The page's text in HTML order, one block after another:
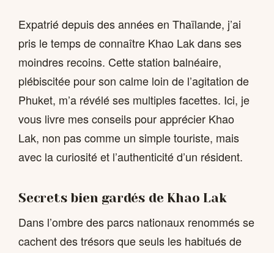
Expatrié depuis des années en Thaïlande, j’ai
pris le temps de connaître Khao Lak dans ses
moindres recoins. Cette station balnéaire,
plébiscitée pour son calme loin de l’agitation de
Phuket, m’a révélé ses multiples facettes. Ici, je
vous livre mes conseils pour apprécier Khao
Lak, non pas comme un simple touriste, mais
avec la curiosité et l’authenticité d’un résident.
Secrets bien gardés de Khao Lak
Dans l’ombre des parcs nationaux renommés se
cachent des trésors que seuls les habitués de